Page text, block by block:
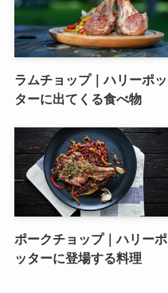
ラムチョップ｜ハリーポッ
ターに出てくる食べ物
ポークチョップ｜ハリーポ
ッターに登場する料理